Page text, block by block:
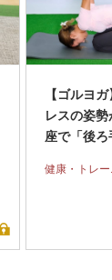
【ゴルヨ
レスの姿
座で「後ろ
健康・トレ